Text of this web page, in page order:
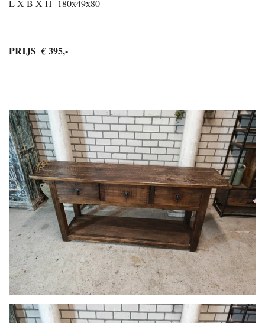
L X B X H 180x49x80
PRIJS € 395,-